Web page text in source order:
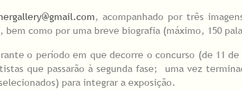
, acompanhado por três
como por uma breve biografia (máximo, 150
o período em que decorre o concurso (de 11
que passarão à segunda fase; uma vez
para integrar a exposição.